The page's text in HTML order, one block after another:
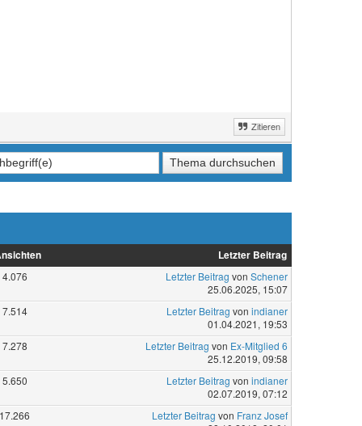
Zitieren
Letzter Beitrag
4.076 Letzter Beitrag von Schener
25.06.2025, 15:07
7.514 Letzter Beitrag von indianer
01.04.2021, 19:53
7.278 Letzter Beitrag von Ex-Mitglied 6
25.12.2019, 09:58
5.650 Letzter Beitrag von indianer
02.07.2019, 07:12
17.266 Letzter Beitrag von Franz Josef